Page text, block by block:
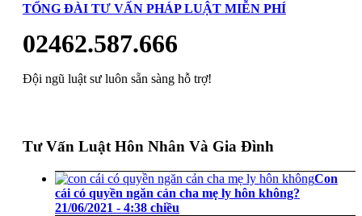
TỔNG ĐÀI TƯ VẤN PHÁP LUẬT MIỄN PHÍ
02462.587.666
Đội ngũ luật sư luôn sẵn sàng hỗ trợ!
Tư Vấn Luật Hôn Nhân Và Gia Đình
Con
cái có quyền ngăn cản cha mẹ ly hôn không?
21/06/2021 - 4:38 chiều